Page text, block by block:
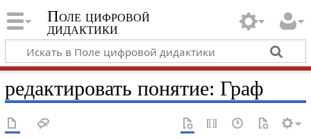
Поле цифровой
дидактики
редактировать понятие: Граф